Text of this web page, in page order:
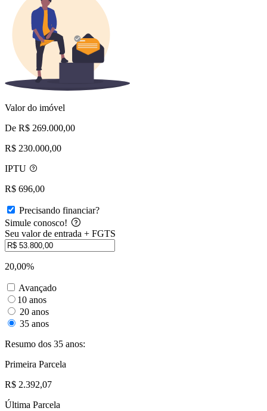
Valor do imóvel
De R$ 269.000,00
R$ 230.000,00
IPTU
R$ 696,00
Precisando financiar?
Simule conosco!
Seu valor de entrada + FGTS
20,00%
Avançado
10 anos
20 anos
35 anos
Resumo dos 35 anos:
Primeira Parcela
R$ 2.392,07
Última Parcela